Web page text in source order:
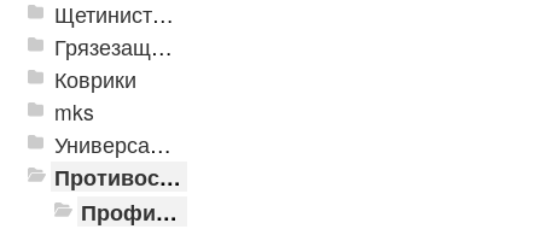
Щетинистые покрытия
Грязезащитные, влаговпитывающие покрытия
Коврики
mks
Универсальные модульные покрытия
Противоскользящая защита для лестниц, профили, ленты
Профили алюминиевые с резиновой вставкой